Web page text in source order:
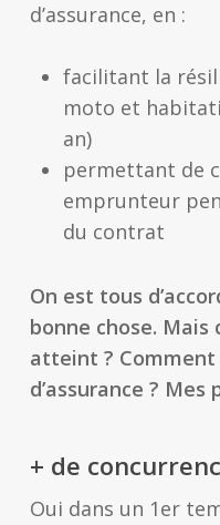
d’assurance, en :
facilitant la
moto et
an)
permettant de
emprunteur
du contrat
On est tous
bonne chose.
atteint ?
d’assurance ?
+ de
Oui dans un 1er